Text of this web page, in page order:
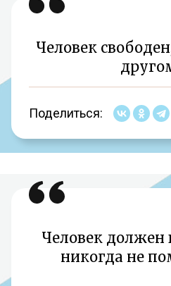
Человек
Поделиться:
Человек должен
никогда не